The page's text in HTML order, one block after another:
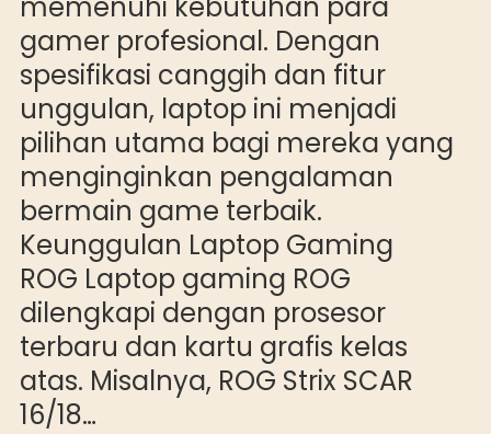
gamer profesional. Dengan
spesifikasi canggih dan fitur
unggulan, laptop ini menjadi
pilihan utama bagi mereka yang
menginginkan pengalaman
bermain game terbaik.
Keunggulan Laptop Gaming
ROG Laptop gaming ROG
dilengkapi dengan prosesor
terbaru dan kartu grafis kelas
atas. Misalnya, ROG Strix SCAR
16/18…